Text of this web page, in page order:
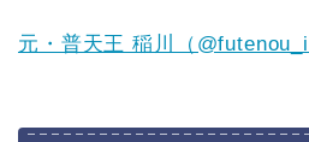
元・普天王 稲川（